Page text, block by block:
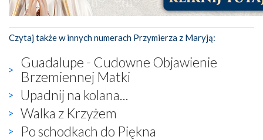
Czytaj także w innych numerach Przymierza z Maryją:
Guadalupe - Cudowne Objawienie
Brzemiennej Matki
Upadnij na kolana...
Walka z Krzyżem
Po schodkach do Piękna